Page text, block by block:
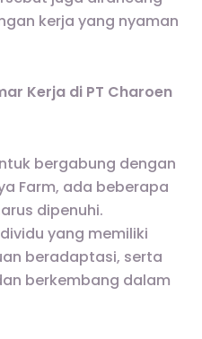
kerja yang nyaman
Kerja di PT Charoen
bergabung dengan
Farm, ada beberapa
dipenuhi.
yang memiliki
beradaptasi, serta
berkembang dalam